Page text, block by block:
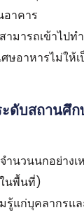
อาคาร
มารถเข้าไปท
ษอาหารไม่ให้
ดับสถานศึก
ำนวนนกอย่างเ
นพื้นที่)
รู้แก่บุคลากรแ